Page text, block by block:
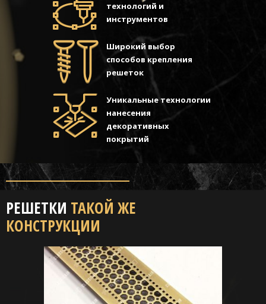
технологий и
инструментов
Широкий выбор
способов крепления
решеток
Уникальные технологии
нанесения
декоративных
покрытий
РЕШЕТКИ ТАКОЙ ЖЕ
КОНСТРУКЦИИ